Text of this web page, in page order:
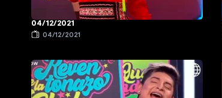
04/12/2021
04/12/2021